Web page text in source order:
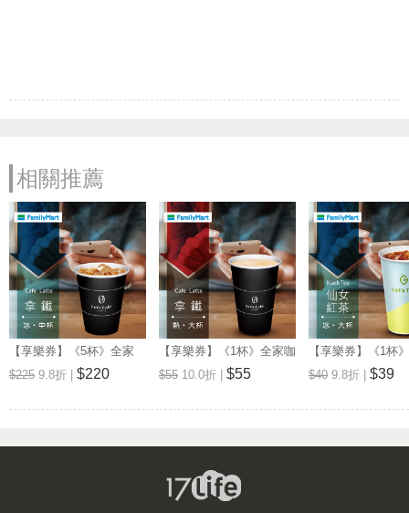
相關推薦
【享樂券】《5杯》全家
Let's Café-冰拿鐵(中杯)
$225 9.8折 | $220
【享樂券】《1杯》全家咖
啡Let's Café-熱拿鐵(大杯)
$55 10.0折 | $55
【享樂券】《1杯
品茶Let's Tea-冰
(大杯)
$40 9.8折 | $39